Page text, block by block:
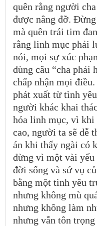
quên rằng người
được nâng đỡ.
mà quên trái tim
rằng linh mục phải
nói, mọi sự xúc
dùng câu “cha phải
chấp nhận mọi
phát xuất từ tình
người khác khai
hóa linh mục, vì khi
cao, người ta sẽ dễ
án khi thấy ngài có
đừng vì một vài yếu
đời sống và sứ vụ
bằng một tình yêu
nhưng không mù
nhưng không làm
nhưng vẫn tôn